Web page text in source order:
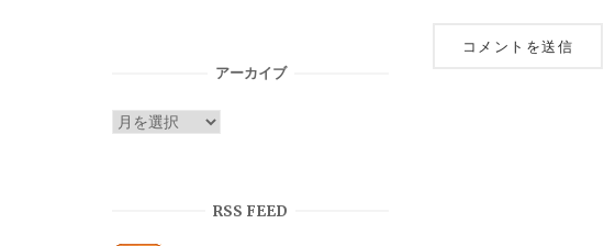
アーカイブ
ア
RSS FEED